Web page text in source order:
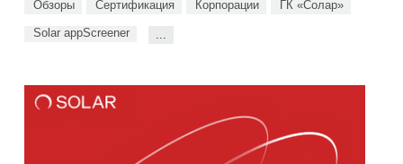
Обзоры Сертификация Корпорации ГК «Солар»
Solar appScreener ...